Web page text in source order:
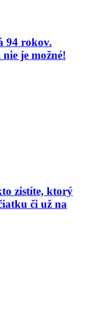
94 rokov.
je možné!
zistíte, ktorý
či už na